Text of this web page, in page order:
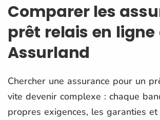
Comparer les
prêt relais en ligne
Assurland
Chercher une assurance pour un
vite devenir complexe : chaque
propres exigences, les garanties